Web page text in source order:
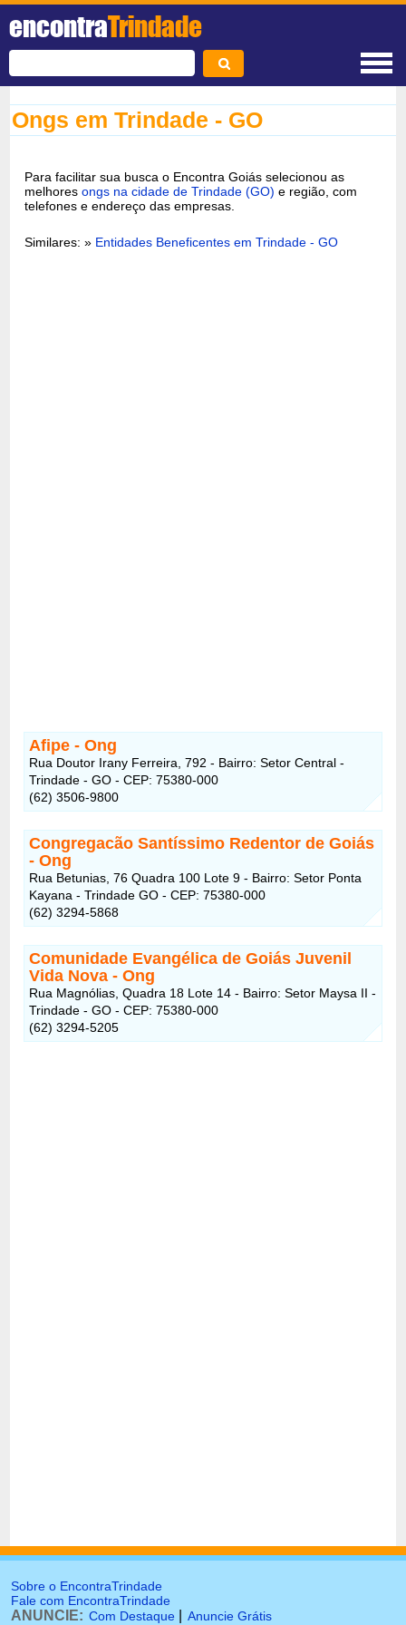
encontraTrindade
Ongs em Trindade - GO
Para facilitar sua busca o Encontra Goiás selecionou as
melhoresongs na cidade de Trindade (GO) e região, com
telefones e endereço das empresas.
Similares: » Entidades Beneficentes em Trindade - GO
Afipe - Ong
Rua Doutor Irany Ferreira, 792 - Bairro: Setor Central -
Trindade - GO - CEP: 75380-000
(62) 3506-9800
Congregacão Santíssimo Redentor de Goiás
- Ong
Rua Betunias, 76 Quadra 100 Lote 9 - Bairro: Setor Ponta
Kayana - Trindade GO - CEP: 75380-000
(62) 3294-5868
Comunidade Evangélica de Goiás Juvenil
Vida Nova - Ong
Rua Magnólias, Quadra 18 Lote 14 - Bairro: Setor Maysa II -
Trindade - GO - CEP: 75380-000
(62) 3294-5205
Sobre o EncontraTrindade
Fale com EncontraTrindade
ANUNCIE: Com Destaque Anuncie Grátis